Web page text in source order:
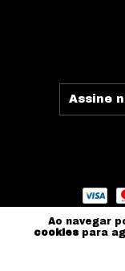
Ao navegar
cookies para